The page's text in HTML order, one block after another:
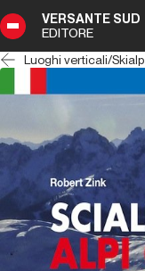
VERSANTE SUD
EDITORE
Luoghi verticali/Skialp